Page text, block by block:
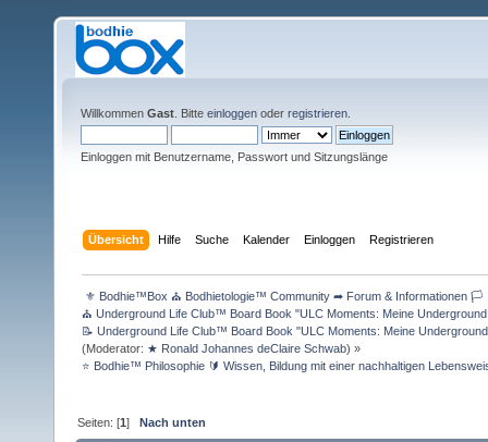
Willkommen Gast . Bitte einloggen oder registrieren
Einloggen mit Benutzername, Passwort und Sitzungslänge
Übersicht Hilfe Suche Kalender Einloggen Registrieren
⚜ Bodhie™Box ⛪ Bodhietologie™ Community ➦ Forum & Informationen
⛪ Underground Life Club™ Board Book "ULC Moments: Meine
📝 Underground Life Club™ Board Book "ULC Moments: Meine
(Moderator: ★ Ronald Johannes deClaire Schwab) »
⭐️ Bodhie™ Philosophie 🔰 Wissen, Bildung mit einer nachhaltigen
Seiten: [1]Nach unten